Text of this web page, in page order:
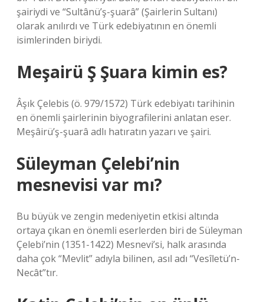
şairiydi ve “Sultânü’ş-şuarâ” (Şairlerin Sultanı)
olarak anılırdı ve Türk edebiyatının en önemli
isimlerinden biriydi.
Meşairü Ş Şuara kimin es?
Âşık Çelebis (ö. 979/1572) Türk edebiyatı tarihinin
en önemli şairlerinin biyografilerini anlatan eser.
Meşâirü’ş-şuarâ adlı hatıratın yazarı ve şairi.
Süleyman Çelebi’nin
mesnevisi var mı?
Bu büyük ve zengin medeniyetin etkisi altında
ortaya çıkan en önemli eserlerden biri de Süleyman
Çelebi’nin (1351-1422) Mesnevi’si, halk arasında
daha çok “Mevlit” adıyla bilinen, asıl adı “Vesîletü’n-
Necât”tır.